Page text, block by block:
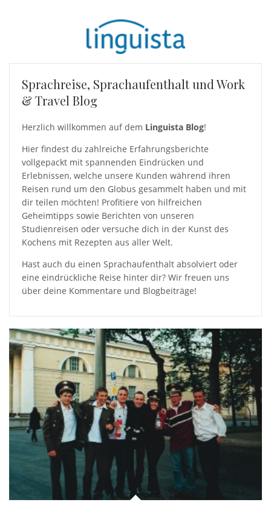
Sprachreise, Sprachaufenthalt und Work
& Travel Blog
Herzlich willkommen auf dem Linguista Blog!
Hier findest du zahlreiche Erfahrungsberichte
vollgepackt mit spannenden Eindrücken und
Erlebnissen, welche unsere Kunden während ihren
Reisen rund um den Globus gesammelt haben und mit
dir teilen möchten! Profitiere von hilfreichen
Geheimtipps sowie Berichten von unseren
Studienreisen oder versuche dich in der Kunst des
Kochens mit Rezepten aus aller Welt.
Hast auch du einen Sprachaufenthalt absolviert oder
eine eindrückliche Reise hinter dir? Wir freuen uns
über deine Kommentare und Blogbeiträge!